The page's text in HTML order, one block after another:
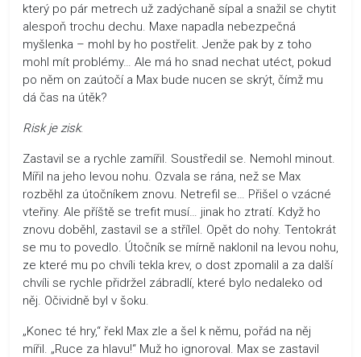
který po pár metrech už zadýchaně sípal a snažil se chytit
alespoň trochu dechu. Maxe napadla nebezpečná
myšlenka – mohl by ho postřelit. Jenže pak by z toho
mohl mít problémy… Ale má ho snad nechat utéct, pokud
po něm on zaútočí a Max bude nucen se skrýt, čímž mu
dá čas na útěk?
Risk je zisk.
Zastavil se a rychle zamířil. Soustředil se. Nemohl minout.
Mířil na jeho levou nohu. Ozvala se rána, než se Max
rozběhl za útočníkem znovu. Netrefil se… Přišel o vzácné
vteřiny. Ale příště se trefit musí… jinak ho ztratí. Když ho
znovu doběhl, zastavil se a střílel. Opět do nohy. Tentokrát
se mu to povedlo. Útočník se mírně naklonil na levou nohu,
ze které mu po chvíli tekla krev, o dost zpomalil a za další
chvíli se rychle přidržel zábradlí, které bylo nedaleko od
něj. Očividně byl v šoku.
„Konec té hry,“ řekl Max zle a šel k němu, pořád na něj
mířil. „Ruce za hlavu!“ Muž ho ignoroval. Max se zastavil